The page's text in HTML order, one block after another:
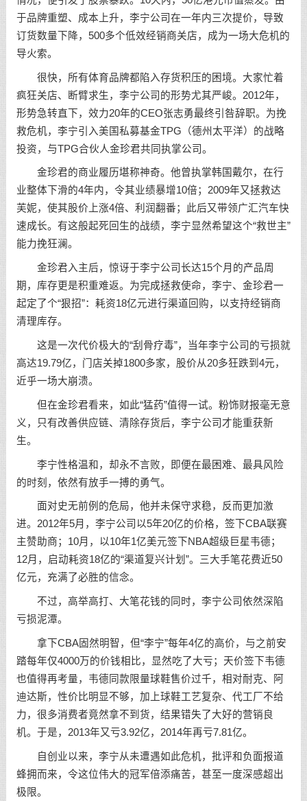
于品牌重塑、成本上升，李宁公司在一年内三次提价，导致
订货数量下降，500多个低效经销商关店，成为一场大危机的
导火索。
很快，所有体育品牌都陷入存货积压的困境。大家忙着
疯狂关店、断臂求生，李宁公司的形势尤其严峻。2012年，
形势急转直下，效力20年的CEO张志勇最终引咎辞职。为挽
救危机，李宁引入美国私募基金TPG（德州太平洋）的战略
投资，与TPG合伙人金珍君共同执掌公司。
金珍君的商业履历堪称神奇。他曾执掌韩国戴尔，在行
业整体下滑的4年内，令其业绩暴增10倍；2009年又拯救达
芙妮，使其股价上涨4倍、利润翻番；此后又带领广汇汽车快
速成长。有这般起死回生的战绩，李宁显然希望这个“救世主”
能力挽狂澜。
金珍君入主后，惊讶于李宁公司长达15个月的产品周
期，库存更是积重难返。为完成拯救使命，李宁、金珍君一
起定了个“狠招”：耗资18亿元进行渠道回购，以支持经销商
清理库存。
这是一次代价极大的“刮骨疗毒”，当年李宁公司的亏损就
高达19.79亿，门店关掉1800多家，股价从20多狂跌到4元，
近乎一场大崩溃。
但在金珍君看来，如此“猛药”值得一试。粉饰财报毫无意
义，只有改善供应链、清除存货后，李宁公司才能重获新
生。
李宁性格温和，却永不言败，即便在最困难、最具风险
的时刻，依然有放手一搏的勇气。
面对史无前例的危局，他并未保守求稳，反而更加激
进。2012年5月，李宁公司以5年20亿的价格，签下CBA联赛
主赞助商；10月，以10年1亿美元签下NBA超级巨星韦德；
12月，启动耗资18亿的“渠道复兴计划”。三大手笔花费近50
亿元，充满了必胜的信念。
不过，高举高打、大笔花钱的同时，李宁公司依然深陷
亏损泥潭。
拿下CBA固然明智，但“李宁”每年4亿的高价，与之前安
踏每年仅4000万的价钱相比，显然吃了大亏；天价签下韦德
也值得再考量，韦德同款限量球鞋售价过千，相对耐克、阿
迪达斯，性价比明显不够，加上球鞋工艺复杂、代工厂不给
力，很多消费者竟然拿不到货，结果错失了大好的营销良
机。于是，2013年又亏3.92亿，2014年再亏7.81亿。
自创业以来，李宁从未遭遇如此危机，批评和负面报道
蜂拥而来，令这位伟大的冠军倍添痛苦，甚至一度深感超出
极限。